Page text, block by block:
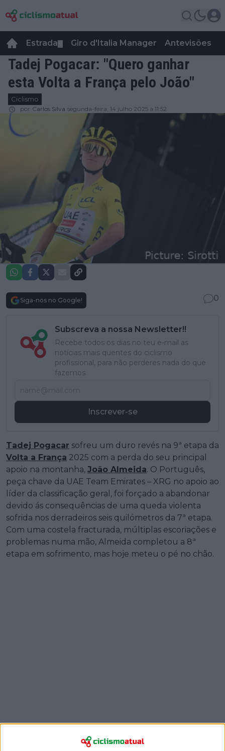
Estrada Giro d'Italia Manager Antevisões
Tadej Pogacar: "Quero ganhar
esta Volta a França pelo João"
Ciclismo
por Carlos Silva segunda-feira, 14 julho 2025 a 11:52
Siga-nos no Google! 0
Subscreva a nossa Newsletter!!
Recebe todos os dias no teu e-mail as
notícias mais quentes do ciclismo
profissional, para não perderes nada do que
fazemos.
Inscrever-se
Tadej Pogacar sofreu um duro revés na 9ª etapa da
Volta a França 2025 com a perda do seu principal
apoio na montanha, João Almeida. O Português,
peça chave da UAE Team Emirates – XRG no apoio ao
líder da classificação geral, foi forçado a abandonar
devido ás consequências de uma queda violenta
sofrida nos derradeiros seis quilómetros da 7ª etapa.
Com uma costela fracturada, múltiplas escoriações e
problemas numa mão, Almeida completou a 8ª
etapa em sofrimento, mas hoje meteu o pé no chão.